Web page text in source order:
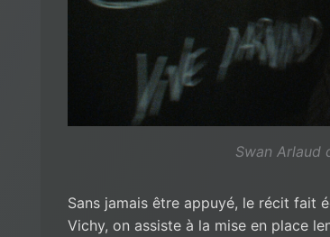
Swan Arlaud
Sans jamais être appuyé, le récit fait
Vichy, on assiste à la mise en place